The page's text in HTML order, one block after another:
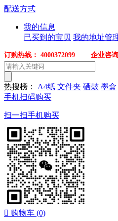
配送方式
我的信息
已买到的宝贝 我的地址管
订购热线： 4000372099 企业咨询
热搜榜： A4纸 文件夹 硒鼓 墨盒
手机扫码购买
扫一扫手机购买
 购物车 (0)